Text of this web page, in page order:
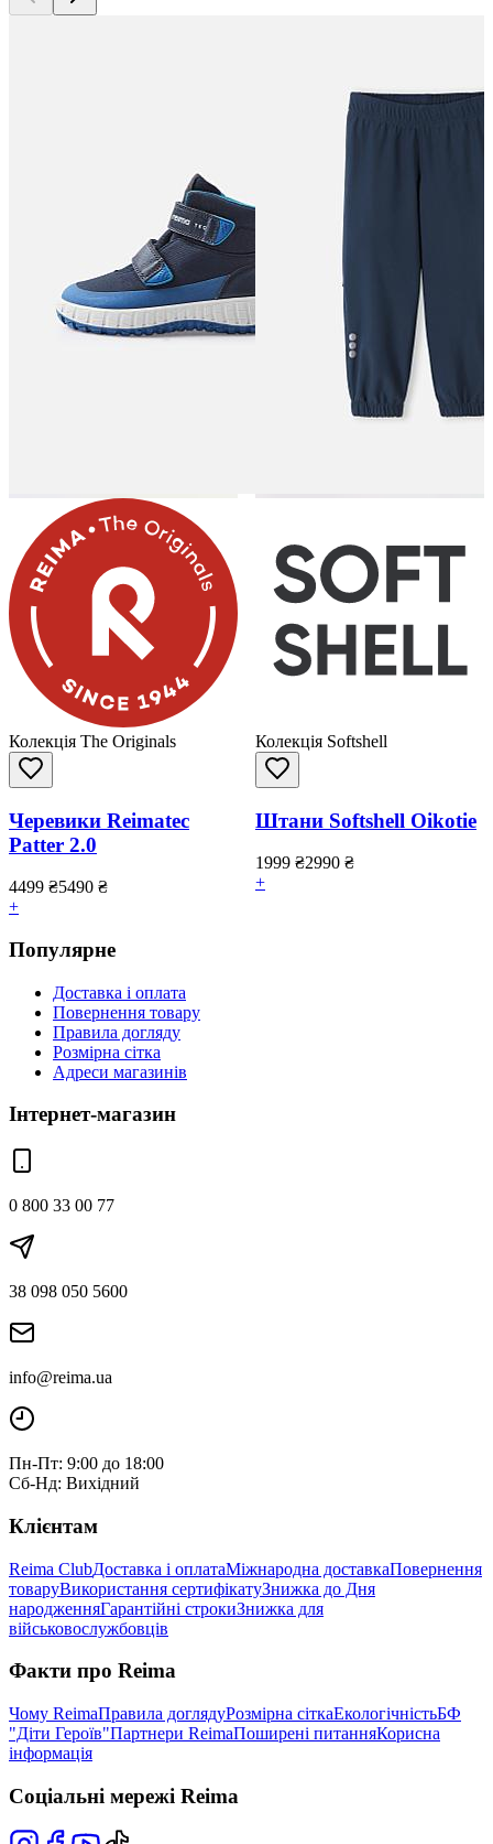
Колекція The Originals
Черевики Reimatec
Patter 2.0
4499 ₴5490 ₴
+
Колекція Softshell
Штани Softshell Oikotie
1999 ₴2990 ₴
+
Популярне
Доставка і оплата
Повернення товару
Правила догляду
Розмірна сітка
Адреси магазинів
Інтернет-магазин
0 800 33 00 77
38 098 050 5600
info@reima.ua
Пн-Пт: 9:00 до 18:00
Сб-Нд: Вихідний
Клієнтам
Reima ClubДоставка і оплатаМіжнародна доставкаПовернення
товаруВикористання сертифікатуЗнижка до Дня
народженняГарантійні строкиЗнижка для
військовослужбовців
Факти про Reima
Чому ReimaПравила доглядуРозмірна сіткаЕкологічністьБФ
"Діти Героїв"Партнери ReimaПоширені питанняКорисна
інформація
Соціальні мережі Reima